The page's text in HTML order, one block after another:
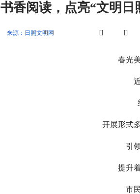
书香阅读，点亮“文明日
来源：日照文明网 [] []
春光美
近
结
开展形式多
引领
提升着
市民